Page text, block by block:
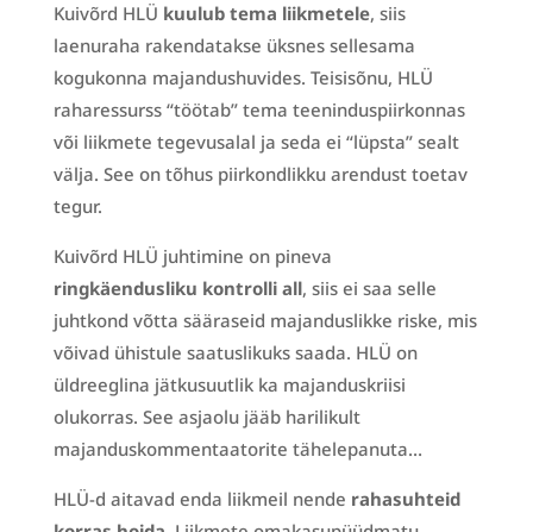
Kuivõrd HLÜ kuulub tema liikmetele, siis
laenuraha rakendatakse üksnes sellesama
kogukonna majandushuvides. Teisisõnu, HLÜ
raharessurss “töötab” tema teeninduspiirkonnas
või liikmete tegevusalal ja seda ei “lüpsta” sealt
välja. See on tõhus piirkondlikku arendust toetav
tegur.
Kuivõrd HLÜ juhtimine on pineva
ringkäendusliku kontrolli all, siis ei saa selle
juhtkond võtta sääraseid majanduslikke riske, mis
võivad ühistule saatuslikuks saada. HLÜ on
üldreeglina jätkusuutlik ka majanduskriisi
olukorras. See asjaolu jääb harilikult
majanduskommentaatorite tähelepanuta…
HLÜ-d aitavad enda liikmeil nende rahasuhteid